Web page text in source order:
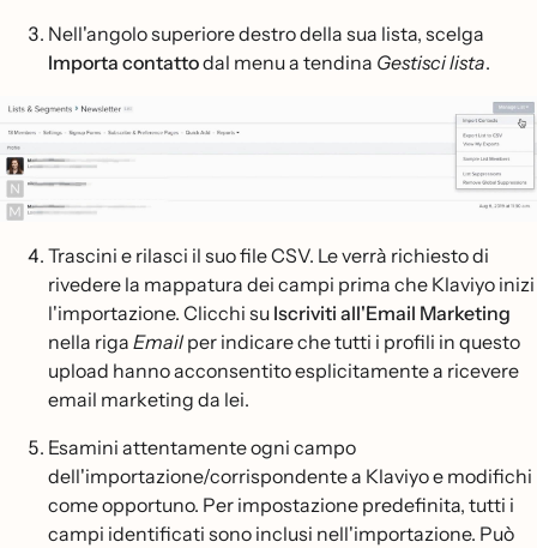
Nell'angolo superiore destro della sua lista, scelga
Importa contattodal menu a tendina Gestisci lista.
Trascini e rilasci il suo file CSV. Le verrà richiesto di
rivedere la mappatura dei campi prima che Klaviyo inizi
l'importazione. Clicchi su Iscriviti all'Email Marketing
nella riga Emailper indicare che tutti i profili in questo
upload hanno acconsentito esplicitamente a ricevere
email marketing da lei.
Esamini attentamente ogni campo
dell'importazione/corrispondente a Klaviyo e modifichi
come opportuno. Per impostazione predefinita, tutti i
campi identificati sono inclusi nell'importazione. Può